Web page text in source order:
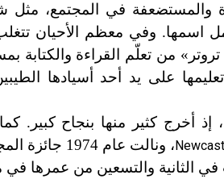
في المجتمع، مثل
وفي معظم الأحيان تتغلب
من تعلّم القراءة والكتابة
على يد أحد أسيادها
إذ أخرج كثير منها بنجاح
، ونالت عام
الثانية والتسعين من عمرها في